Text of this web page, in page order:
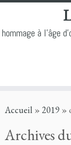
to
hommage à l'âge
Accueil » 2019 »
Archives